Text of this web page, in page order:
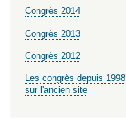
Congrès 2014
Congrès 2013
Congrès 2012
Les congrès depuis 1998
sur l'ancien site